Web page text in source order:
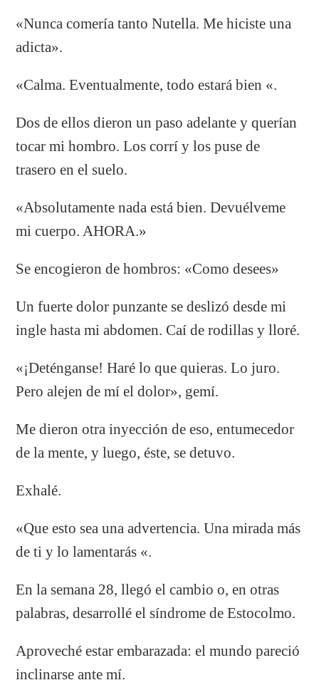
«Nunca comería tanto Nutella. Me hiciste una
adicta».
«Calma. Eventualmente, todo estará bien «.
Dos de ellos dieron un paso adelante y querían
tocar mi hombro. Los corrí y los puse de
trasero en el suelo.
«Absolutamente nada está bien. Devuélveme
mi cuerpo. AHORA.»
Se encogieron de hombros: «Como desees»
Un fuerte dolor punzante se deslizó desde mi
ingle hasta mi abdomen. Caí de rodillas y lloré.
«¡Deténganse! Haré lo que quieras. Lo juro.
Pero alejen de mí el dolor», gemí.
Me dieron otra inyección de eso, entumecedor
de la mente, y luego, éste, se detuvo.
Exhalé.
«Que esto sea una advertencia. Una mirada más
de ti y lo lamentarás «.
En la semana 28, llegó el cambio o, en otras
palabras, desarrollé el síndrome de Estocolmo.
Aproveché estar embarazada: el mundo pareció
inclinarse ante mí.